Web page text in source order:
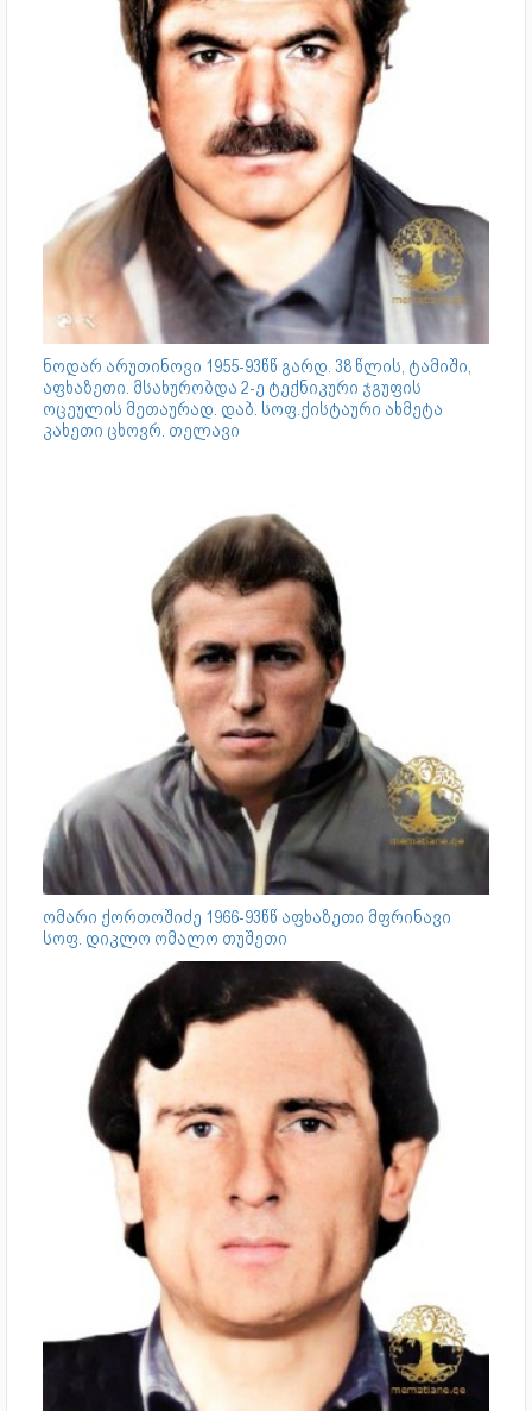
ნოდარ არუთინოვი 1955-93წწ გარდ. 38 წლის, ტამიში,
აფხაზეთი. მსახურობდა 2-ე ტექნიკური ჯგუფის
ოცეულის მეთაურად. დაბ. სოფ.ქისტაური ახმეტა
კახეთი ცხოვრ. თელავი
ომარი ქორთოშიძე 1966-93წწ აფხაზეთი მფრინავი
სოფ. დიკლო ომალო თუშეთი